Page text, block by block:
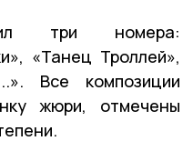
три номера:
«Танец Троллей»,
Все композиции
жюри, отмечены